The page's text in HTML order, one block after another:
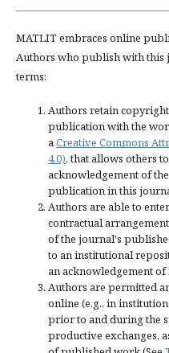
MATLIT embraces online
Authors who publish with
terms:
Authors retain
publication with the
aCreative Commons
4.0), that allows others
acknowledgement of
publication in this
Authors are able to
contractual
of the journal's
to an institutional
an acknowledgement
Authors are permitted
online (e.g., in
prior to and during the
productive exchanges,